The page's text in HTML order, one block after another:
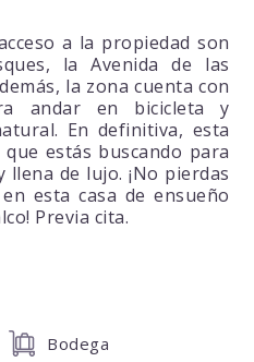
a la propiedad son
la Avenida de las
la zona cuenta con
andar en bicicleta y
En definitiva, esta
estás buscando para
de lujo. ¡No pierdas
esta casa de ensueño
Previa cita.
Bodega